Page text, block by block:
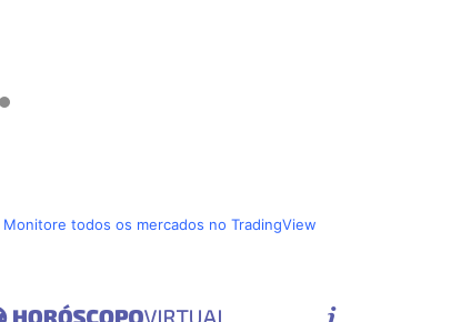
Monitore todos os mercados no TradingView